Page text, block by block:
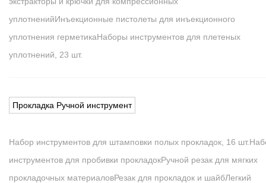
уплотненийИнъекционные пистолеты для инъекционного
уплотнения герметикаНаборы инструментов для плетеных
уплотнений, 23 шт.
Прокладка Ручной инструмент
Набор инструментов для штамповки полых прокладок, 16 шт.
инструментов для пробивки прокладокРучной резак для мягких
прокладочных материаловРезак для прокладок и шайбЛегкий